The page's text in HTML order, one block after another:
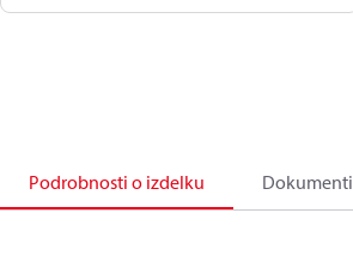
Podrobnosti o izdelku Dokumenti